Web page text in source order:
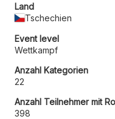
Land
Tschechien
Event level
Wettkampf
Anzahl Kategorien
22
Anzahl Teilnehmer mit
398